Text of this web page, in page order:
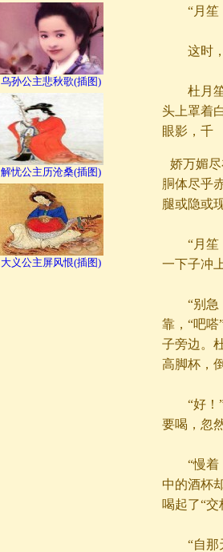
乌孙公主悲秋歌(插图)
解忧公主历沧桑(插图)
大义公主屏风恨(插图)
“月笙
这时，
杜月笙
头上罩着
眼影，千
娇万媚
胴体尽乎
腿或隐或现
“月笙，
一下子冲
“别急，
靠，“吧
子旁边。
高脚杯，
“好！”
要喝，忽
“慢着！
中的酒杯
喝起了“交
“自那天